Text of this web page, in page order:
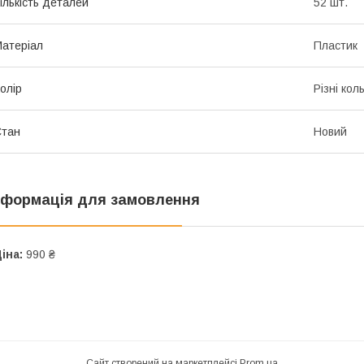
Пластик
Різні
Новий
для замовлення
990 ₴